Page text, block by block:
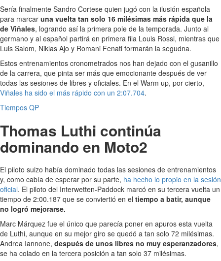
Sería finalmente Sandro Cortese quien jugó con la ilusión española
para marcar una vuelta tan solo 16 milésimas más rápida que la
de Viñales, logrando así la primera pole de la temporada. Junto al
germano y al español partirá en primera fila Louis Rossi, mientras que
Luis Salom, Niklas Ajo y Romani Fenati formarán la segudna.
Estos entrenamientos cronometrados nos han dejado con el gusanillo
de la carrera, que pinta ser más que emocionante después de ver
todas las sesiones de libres y oficiales. En el Warm up, por cierto,
Viñales ha sido el más rápido con un 2:07.704.
Tiempos QP
Thomas Luthi continúa
dominando en Moto2
El piloto suizo había dominado todas las sesiones de entrenamientos
y, como cabía de esperar por su parte, ha hecho lo propio en la sesión
oficial. El piloto del Interwetten-Paddock marcó en su tercera vuelta un
tiempo de 2:00.187 que se conviertió en el tiempo a batir, aunque
no logró mejorarse.
Marc Márquez fue el único que parecía poner en apuros esta vuelta
de Luthi, aunque en su mejor giro se quedó a tan solo 72 milésimas.
Andrea Iannone, después de unos libres no muy esperanzadores,
se ha colado en la tercera posición a tan solo 37 milésimas.